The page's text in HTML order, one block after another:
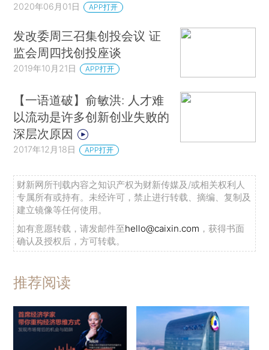
2020年06月01日 APP打开
发改委周三召集创投会议 证
监会周四找创投座谈
2019年10月21日 APP打开
【一语道破】俞敏洪: 人才难
以流动是许多创新创业失败的
深层次原因
2017年12月18日 APP打开
财新网所刊载内容之知识产权为财新传媒及/或相关权利人
专属所有或持有。未经许可，禁止进行转载、摘编、复制及
建立镜像等任何使用。
如有意愿转载，请发邮件至hello@caixin.com ，获得书面
确认及授权后，方可转载。
推荐阅读